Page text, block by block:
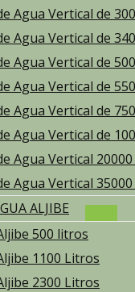
Agua Vertical de
Agua Vertical de
Agua Vertical de
Agua Vertical de
Agua Vertical de
Agua Vertical de
Agua Vertical
Agua Vertical
ALJIBE
500 litros
1100 Litros
2300 Litros